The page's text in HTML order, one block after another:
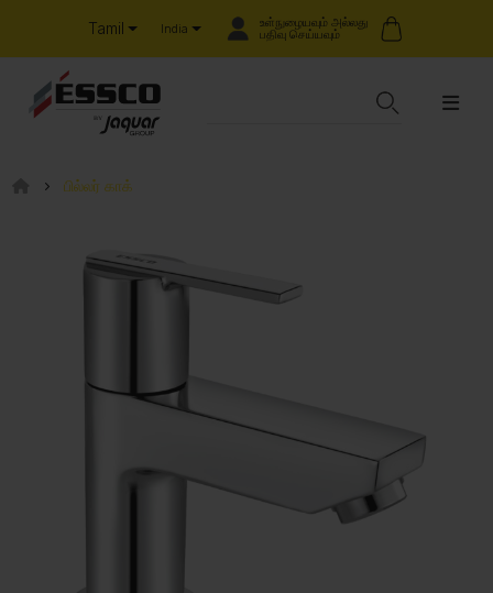
Tamil India உள்நுழையவும் அல்லது
பதிவு செய்யவும்
பில்லர் காக்